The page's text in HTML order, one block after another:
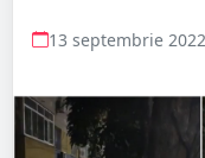
13 septembrie 2022